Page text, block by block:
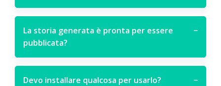
La storia generata è pronta per essere
pubblicata?
−
Devo installare qualcosa per usarlo? −